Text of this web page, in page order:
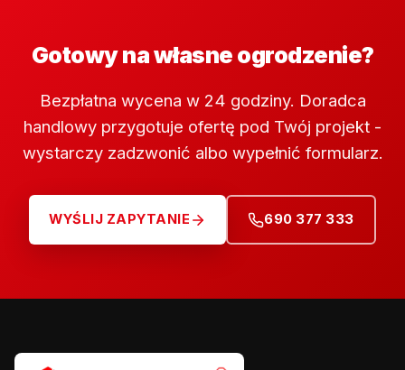
Gotowy na własne ogrodzenie?
Bezpłatna wycena w 24 godziny. Doradca
handlowy przygotuje ofertę pod Twój projekt -
wystarczy zadzwonić albo wypełnić formularz.
WYŚLIJ ZAPYTANIE 690 377 333